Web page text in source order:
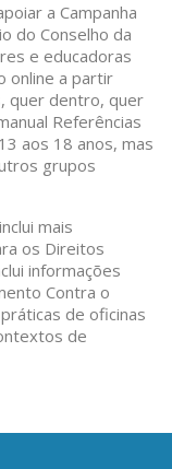
a Campanha
do Conselho da
e educadoras
online a partir
quer dentro, quer
Referências
aos 18 anos, mas
grupos
mais
os Direitos
informações
Contra o
de oficinas
de